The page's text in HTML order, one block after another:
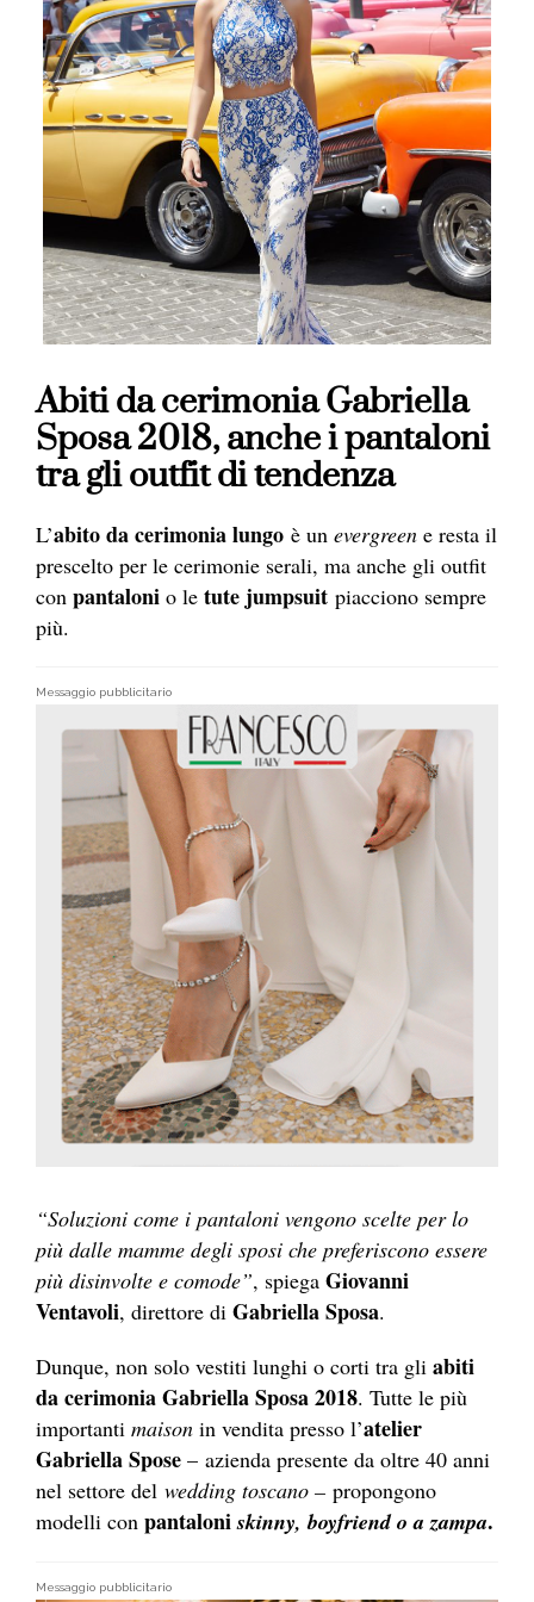
Abiti da cerimonia Gabriella
Sposa 2018, anche i pantaloni
tra gli outfit di tendenza
L’abito da cerimonia lungo è un evergreen e resta il
prescelto per le cerimonie serali, ma anche gli outfit
con pantaloni o le tute jumpsuit piacciono sempre
più.
Messaggio pubblicitario
“Soluzioni come i pantaloni vengono scelte per lo
più dalle mamme degli sposi che preferiscono essere
più disinvolte e comode”, spiega Giovanni
Ventavoli, direttore di Gabriella Sposa.
Dunque, non solo vestiti lunghi o corti tra gli abiti
da cerimonia Gabriella Sposa 2018. Tutte le più
importanti maison in vendita presso l’atelier
Gabriella Spose – azienda presente da oltre 40 anni
nel settore del wedding toscano – propongono
modelli con pantaloniskinny, boyfriend o a zampa.
Messaggio pubblicitario